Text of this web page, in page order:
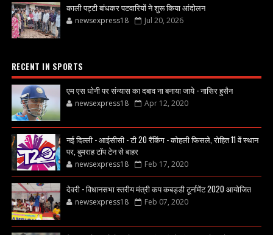
काली पट्टी बांधकर पटवारियों ने शुरू किया आंदोलन
newsexpress18 Jul 20, 2026
RECENT IN SPORTS
एम एस धोनी पर संन्यास का दबाव ना बनाया जाये - नासिर हुसैन
newsexpress18 Apr 12, 2020
नई दिल्ली - आईसीसी - टी 20 रैंकिंग - कोहली फिसले, रोहित 11 वें स्थान
पर, बुमराह टॉप टेन से बाहर
newsexpress18 Feb 17, 2020
देवरी - विधानसभा स्तरीय मंत्री कप कबड्डी टूर्नामेंट 2020 आयोजित
newsexpress18 Feb 07, 2020